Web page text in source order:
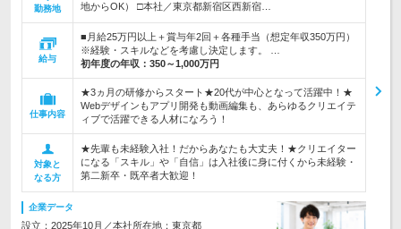
勤務地
地からOK） □本社／東京都新宿区西新宿…
給与
■月給25万円以上＋賞与年2回＋各種手当（想定年収350万円）
※経験・スキルなどを考慮し決定します。 …
初年度の年収： 350～1,000万円
仕事内容
★3ヵ月の研修からスタート★20代が中心となって活躍中！★
Webデザインもアプリ開発も動画編集も、あらゆるクリエイテ
ィブで活躍できる人材になろう！
対象と
なる方
★先輩も未経験入社！だからあなたも大丈夫！★クリエイター
になる「スキル」や「自信」は入社後に身に付くから未経験・
第二新卒・既卒者大歓迎！
企業データ
設立：2025年10月／本社所在地：東京都